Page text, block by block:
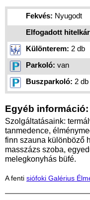
Fekvés: Nyugodt
Elfogadott
Különterem: 2 db
Parkoló: van
Buszparkoló: 2 db
Egyéb információ:
Szolgáltatásaink:
tanmedence,
finn szauna különböző
masszázs szoba,
melegkonyhás büfé.
A fenti siófoki Galérius